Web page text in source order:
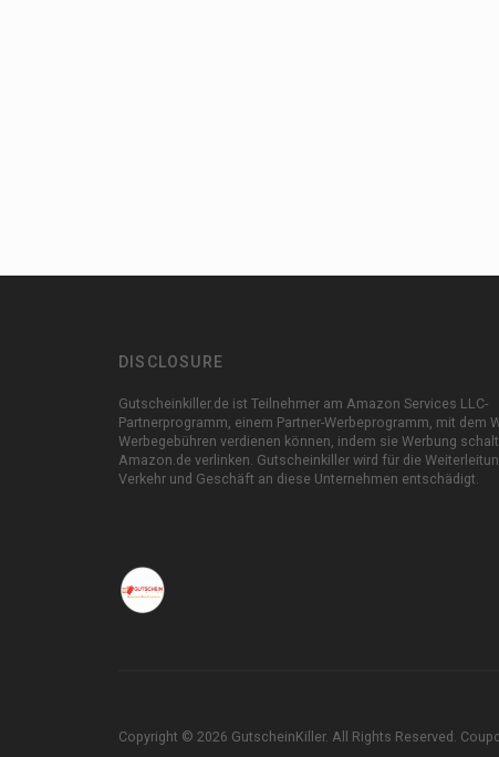
DISCLOSURE
Gutscheinkiller.de ist Teilnehmer am Amazon Services LLC-
Partnerprogramm, einem Partner-Werbeprogramm, mit dem
Werbegebühren verdienen können, indem sie Werbung
Amazon.de verlinken. Gutscheinkiller wird für die
Verkehr und Geschäft an diese Unternehmen entschädigt.
Copyright © 2026 GutscheinKiller. All Rights Reserved.